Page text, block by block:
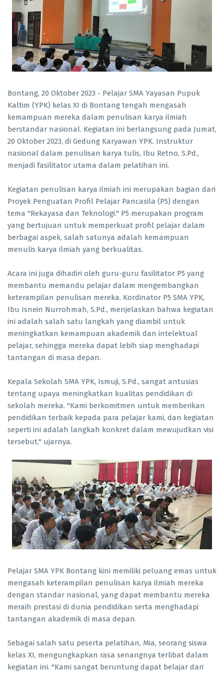
Bontang, 20 Oktober 2023 - Pelajar SMA Yayasan Pupuk
Kaltim (YPK) kelas XI di Bontang tengah mengasah
kemampuan mereka dalam penulisan karya ilmiah
berstandar nasional. Kegiatan ini berlangsung pada Jumat,
20 Oktober 2023, di Gedung Karyawan YPK. Instruktur
nasional dalam penulisan karya tulis, Ibu Retno, S.Pd.,
menjadi fasilitator utama dalam pelatihan ini.
Kegiatan penulisan karya ilmiah ini merupakan bagian dari
Proyek Penguatan Profil Pelajar Pancasila (P5) dengan
tema "Rekayasa dan Teknologi." P5 merupakan program
yang bertujuan untuk memperkuat profil pelajar dalam
berbagai aspek, salah satunya adalah kemampuan
menulis karya ilmiah yang berkualitas.
Acara ini juga dihadiri oleh guru-guru fasilitator P5 yang
membantu memandu pelajar dalam mengembangkan
keterampilan penulisan mereka. Kordinator P5 SMA YPK,
Ibu Isnein Nurrohmah, S.Pd., menjelaskan bahwa kegiatan
ini adalah salah satu langkah yang diambil untuk
meningkatkan kemampuan akademik dan intelektual
pelajar, sehingga mereka dapat lebih siap menghadapi
tantangan di masa depan.
Kepala Sekolah SMA YPK, Ismuji, S.Pd., sangat antusias
tentang upaya meningkatkan kualitas pendidikan di
sekolah mereka. "Kami berkomitmen untuk memberikan
pendidikan terbaik kepada para pelajar kami, dan kegiatan
seperti ini adalah langkah konkret dalam mewujudkan visi
tersebut," ujarnya.
Pelajar SMA YPK Bontang kini memiliki peluang emas untuk
mengasah keterampilan penulisan karya ilmiah mereka
dengan standar nasional, yang dapat membantu mereka
meraih prestasi di dunia pendidikan serta menghadapi
tantangan akademik di masa depan.
Sebagai salah satu peserta pelatihan, Mia, seorang siswa
kelas XI, mengungkapkan rasa senangnya terlibat dalam
kegiatan ini. "Kami sangat beruntung dapat belajar dari